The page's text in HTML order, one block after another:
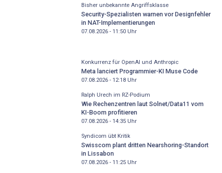
Bisher unbekannte Angriffsklasse
Security-Spezialisten warnen vor Designfehler
in NAT-Implementierungen
07.08.2026 - 11:50Uhr
Konkurrenz für OpenAI und Anthropic
Meta lanciert Programmier-KI Muse Code
07.08.2026 - 12:18Uhr
Ralph Urech im RZ-Podium
Wie Rechenzentren laut Solnet/Data11 vom
KI-Boom profitieren
07.08.2026 - 14:35Uhr
Syndicom übt Kritik
Swisscom plant dritten Nearshoring-Standort
in Lissabon
07.08.2026 - 11:25Uhr